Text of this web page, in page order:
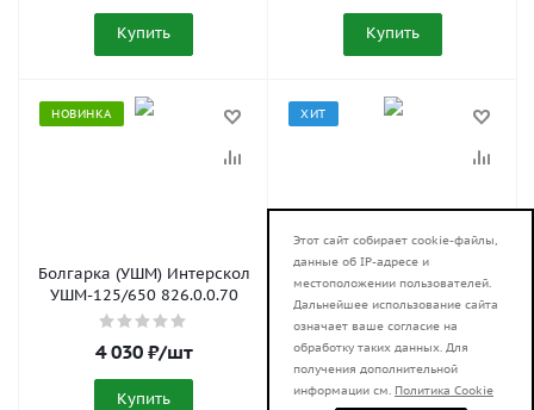
Купить Купить
НОВИНКА
Болгарка (УШМ) Интерскол
УШМ-125/650 826.0.0.70
4 030₽/шт
Купить
ХИТ
Болгарка (УШМ) Ресанта
4 090₽/шт
Купить
Этот сайт собирает cookie-файлы,
данные об IP-адресе и
местоположении пользователей.
Дальнейшее использование сайта
означает ваше согласие на
обработку таких данных. Для
получения дополнительной
информации см. Политика Cookie